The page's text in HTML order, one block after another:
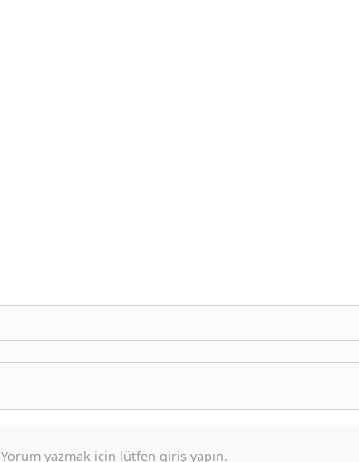
Yorum yazmak için lütfen giriş yapın.